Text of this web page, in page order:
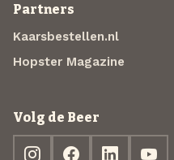
Partners
Kaarsbestellen.nl
Hopster Magazine
Volg de Beer